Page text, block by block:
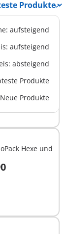
aufsteigend
aufsteigend
absteigend
Produkte
Neue Produkte
Hexe und